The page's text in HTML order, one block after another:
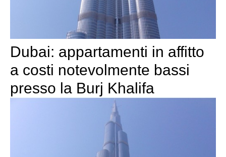
Dubai: appartamenti in affitto
a costi notevolmente bassi
presso la Burj Khalifa